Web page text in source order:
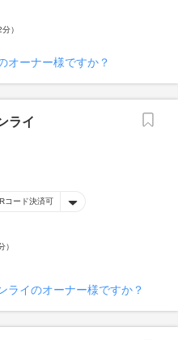
）
オーナー様ですか？
ライ
コード決済可
）
ライのオーナー様ですか？